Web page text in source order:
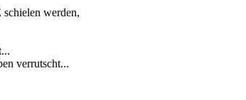
werden,
verrutscht...